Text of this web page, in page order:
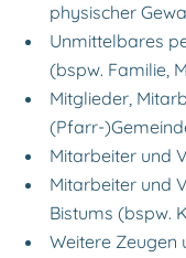
physischer
Unmittelbares
(bspw. Familie,
Mitglieder,
(Pfarr-
Mitarbeiter und
Mitarbeiter und
Bistums (bspw.
Weitere Zeugen